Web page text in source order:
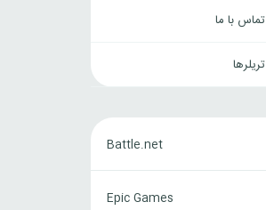
تماس با ما
تریلرها
Battle.net
Games
Epic Games